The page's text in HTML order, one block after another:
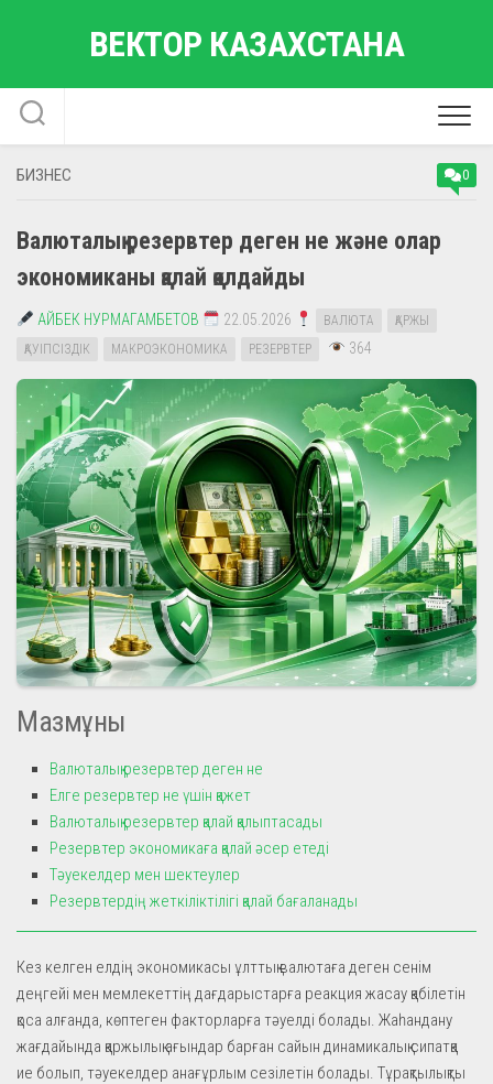
ВЕКТОР КАЗАХСТАНА
БИЗНЕС 0
Валюталық резервтер деген не және олар
экономиканы қалай қолдайды
АЙБЕК НУРМАГАМБЕТОВ 22.05.2026 ВАЛЮТА
ҚАРЖЫ
ҚАУІПСІЗДІК
МАКРОЭКОНОМИКА РЕЗЕРВТЕР 364
Мазмұны
Валюталық резервтер деген не
Елге резервтер не үшін қажет
Валюталық резервтер қалай қалыптасады
Резервтер экономикаға қалай әсер етеді
Тәуекелдер мен шектеулер
Резервтердің жеткіліктілігі қалай бағаланады
Кез келген елдің экономикасы ұлттық валютаға деген сенім
деңгейі мен мемлекеттің дағдарыстарға реакция жасау қабілетін
қоса алғанда, көптеген факторларға тәуелді болады. Жаһандану
жағдайында қаржылық ағындар барған сайын динамикалық сипатқа
ие болып, тәуекелдер анағұрлым сезілетін болады. Тұрақтылықты